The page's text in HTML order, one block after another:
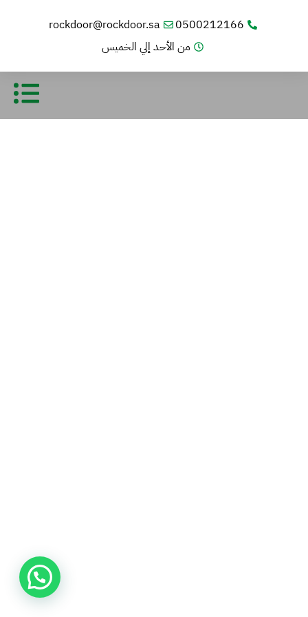
0500212166
rockdoor@rockdoor.sa
من الأحد إلي الخميس